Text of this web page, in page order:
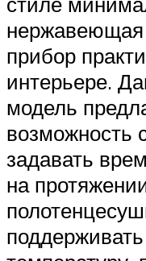
нержавеющая
прибор
интерьере.
модель
возможность
задавать
на